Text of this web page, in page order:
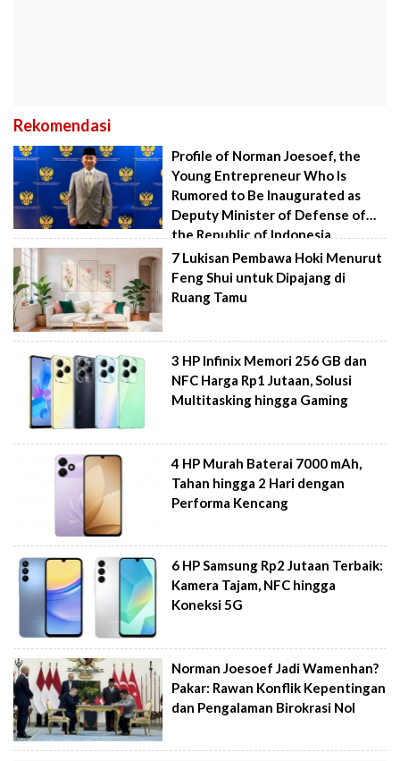
Rekomendasi
Profile of Norman Joesoef, the
Young Entrepreneur Who Is
Rumored to Be Inaugurated as
Deputy Minister of Defense of
the Republic of Indonesia
7 Lukisan Pembawa Hoki Menurut
Feng Shui untuk Dipajang di
Ruang Tamu
3 HP Infinix Memori 256 GB dan
NFC Harga Rp1 Jutaan, Solusi
Multitasking hingga Gaming
4 HP Murah Baterai 7000 mAh,
Tahan hingga 2 Hari dengan
Performa Kencang
6 HP Samsung Rp2 Jutaan Terbaik:
Kamera Tajam, NFC hingga
Koneksi 5G
Norman Joesoef Jadi Wamenhan?
Pakar: Rawan Konflik Kepentingan
dan Pengalaman Birokrasi Nol